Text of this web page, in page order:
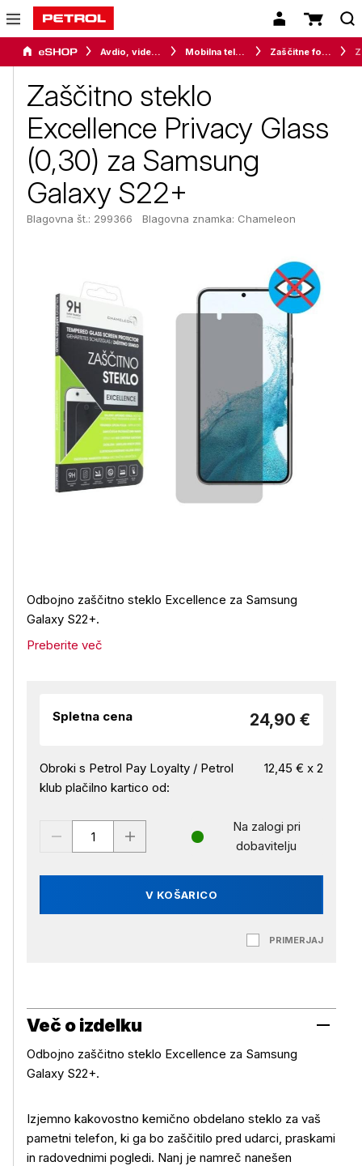
Avdio, video in telefonija Mobilna telefonija Zaščitne folije in stekla
Zaščitno steklo
Excellence Privacy Glass
(0,30) za Samsung
Galaxy S22+
Blagovna št.: 299366 Blagovna znamka: Chameleon
Odbojno zaščitno steklo Excellence za Samsung
Galaxy S22+.
Preberite več
Spletna cena 24,90 €
Obroki s Petrol Pay Loyalty / Petrol
klub plačilno kartico od:
12,45 € x 2
V KOŠARICO
Na zalogi pri
dobavitelju
PRIMERJAJ
Več o izdelku
Odbojno zaščitno steklo Excellence za Samsung
Galaxy S22+.
Izjemno kakovostno kemično obdelano steklo za vaš
pametni telefon, ki ga bo zaščitilo pred udarci, praskami
in radovednimi pogledi. Nanj je namreč nanešen